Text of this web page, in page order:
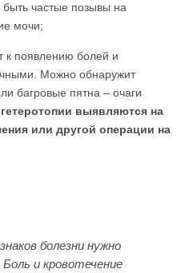
частые позывы на
мочи;
к появлению болей и
Можно обнаружит
багровые пятна – очаги
выявляются на
или другой операции на
болезни нужно
и кровотечение